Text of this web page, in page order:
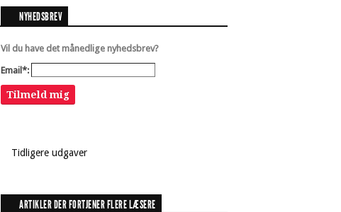
NYHEDSBREV
Vil du have det månedlige nyhedsbrev?
Email*:
Tilmeld mig
Tidligere udgaver
ARTIKLER DER FORTJENER FLERE LÆSERE